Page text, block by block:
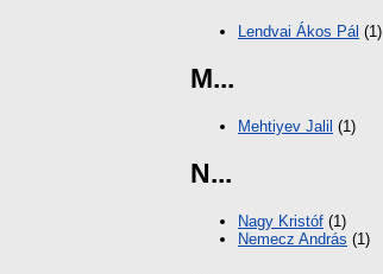
Lendvai Ákos Pál (1)
M...
Mehtiyev Jalil (1)
N...
Nagy Kristóf (1)
Nemecz András (1)